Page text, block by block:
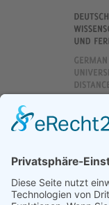
DGWF - Partner